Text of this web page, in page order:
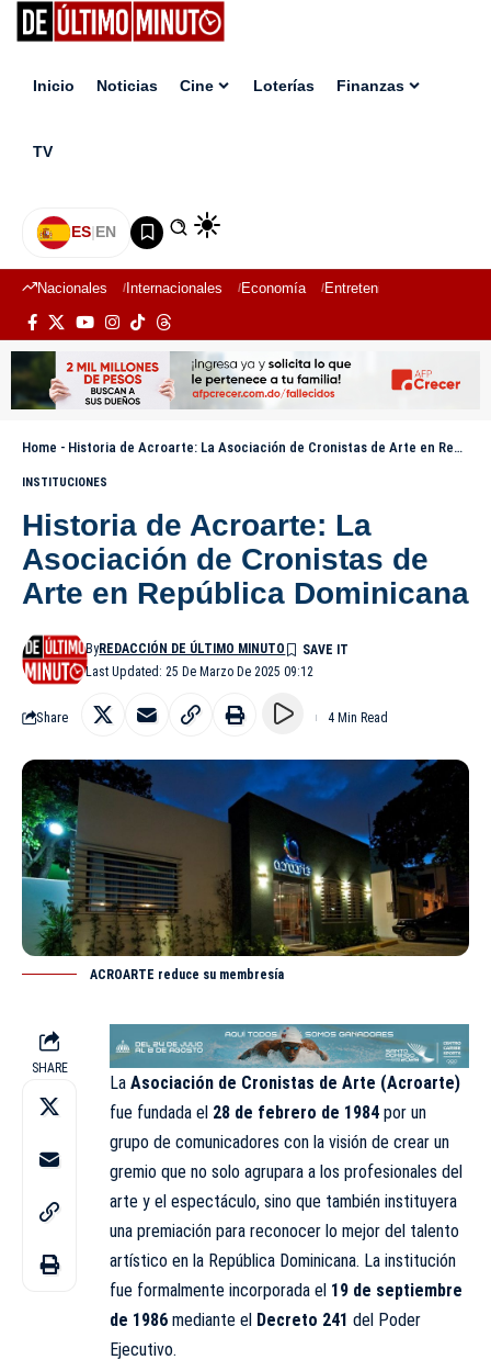
Inicio Noticias Cine Loterías Finanzas
TV
ES|EN
Nacionales Internacionales Economía Entretenimiento
Home - Historia de Acroarte: La Asociación de Cronistas de Arte en República Dominicana
INSTITUCIONES
Historia de Acroarte: La
Asociación de Cronistas de
Arte en República Dominicana
Last Updated: 25 De Marzo De 2025 09:12
ByREDACCIÓN DE ÚLTIMO MINUTO
Share 4 Min Read
ACROARTE reduce su membresía
SHARE
La Asociación de Cronistas de Arte (Acroarte)
fue fundada el 28 de febrero de 1984 por un
grupo de comunicadores con la visión de crear un
gremio que no solo agrupara a los profesionales del
arte y el espectáculo, sino que también instituyera
una premiación para reconocer lo mejor del talento
artístico en la República Dominicana. La institución
fue formalmente incorporada el 19 de septiembre
de 1986 mediante el Decreto 241 del Poder
Ejecutivo.